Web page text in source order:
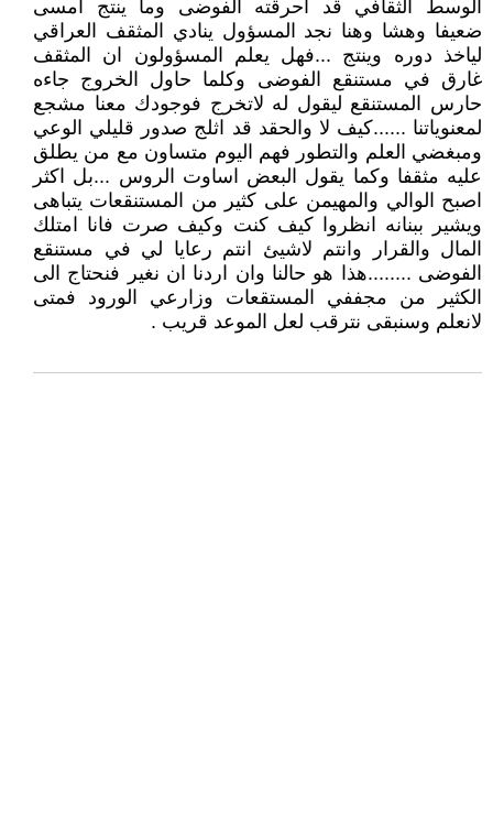
الوسط الثقافي قد احرقته الفوضى وما ينتج امسى
ضعيفا وهشا وهنا نجد المسؤول ينادي المثقف العراقي
لياخذ دوره وينتج ...فهل يعلم المسؤولون ان المثقف
غارق في مستنقع الفوضى وكلما حاول الخروج جاءه
حارس المستنقع ليقول له لاتخرج فوجودك معنا مشجع
لمعنوياتنا ......كيف لا والحقد قد اثلج صدور قليلي الوعي
ومبغضي العلم والتطور فهم اليوم متساون مع من يطلق
عليه مثقفا وكما يقول البعض اساوت الروس ...بل اكثر
اصبح الوالي والمهيمن على كثير من المستنقعات يتباهى
ويشير ببنانه انظروا كيف كنت وكيف صرت فانا امتلك
المال والقرار وانتم لاشيئ انتم رعايا لي في مستنقع
الفوضى ........هذا هو حالنا وان اردنا ان نغير فنحتاج الى
الكثير من مجففي المستقعات وزارعي الورود فمتى
لانعلم وسنبقى نترقب لعل الموعد قريب .